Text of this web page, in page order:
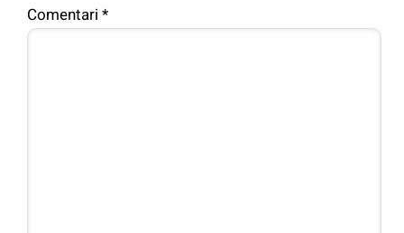
Comentari *